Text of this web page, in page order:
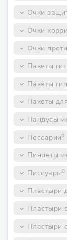
keyboard_arrow_down Очки
keyboard_arrow_down Очки
keyboard_arrow_down Очки
keyboard_arrow_down Пакеты
keyboard_arrow_down Пакеты
keyboard_arrow_down Пакеты
keyboard_arrow_down Пандусы
keyboard_arrow_down Пессарии0
keyboard_arrow_down Пинцеты
keyboard_arrow_down Писсуары0
keyboard_arrow_down Пластыри
keyboard_arrow_down Пластыри
keyboard_arrow_down Пластыри